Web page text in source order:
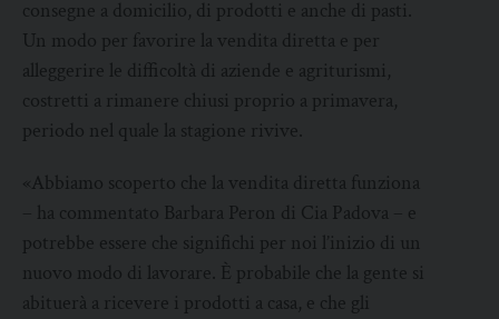
consegne a domicilio, di prodotti e anche di pasti.
Un modo per favorire la vendita diretta e per
alleggerire le difficoltà di aziende e agriturismi,
costretti a rimanere chiusi proprio a primavera,
periodo nel quale la stagione rivive.
«Abbiamo scoperto che la vendita diretta funziona
– ha commentato Barbara Peron di Cia Padova – e
potrebbe essere che significhi per noi l’inizio di un
nuovo modo di lavorare. È probabile che la gente si
abituerà a ricevere i prodotti a casa, e che gli